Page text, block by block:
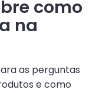
como
na
as perguntas
e como